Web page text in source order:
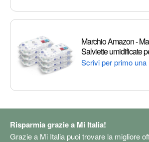
Marchio Amazon -
Salviette umidificate
Scrivi per primo
Risparmia grazie a Mi Italia!
Grazie a Mi Italia puoi trovare la migliore